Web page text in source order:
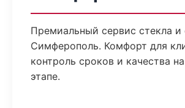
Премиальный сервис стекла и
Симферополь. Комфорт для
контроль сроков и качества
этапе.